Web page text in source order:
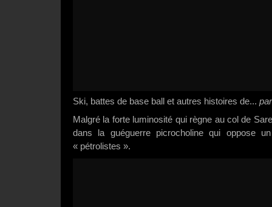
Ski, battes de base ball et autres histoires de...
Malgré la forte luminosité qui règne au col de
dans la guéguerre picrocholine qui oppose
« pétrolistes ».